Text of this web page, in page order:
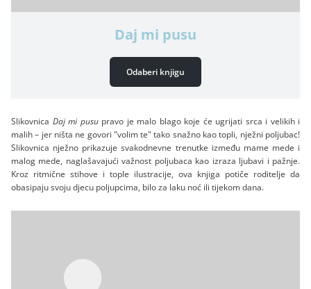
Daj mi pusu
Odaberi knjigu
Slikovnica Daj mi pusupravo je malo blago koje će ugrijati srca i velikih i
malih – jer ništa ne govori "volim te" tako snažno kao topli, nježni poljubac!
Slikovnica nježno prikazuje svakodnevne trenutke između mame mede i
malog mede, naglašavajući važnost poljubaca kao izraza ljubavi i pažnje.
Kroz ritmične stihove i tople ilustracije, ova knjiga potiče roditelje da
obasipaju svoju djecu poljupcima, bilo za laku noć ili tijekom dana.